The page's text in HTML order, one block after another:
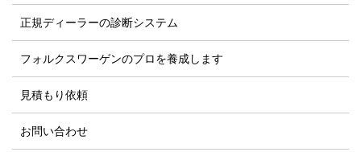
正規ディーラーの診断システム
フォルクスワーゲンのプロを養成します
見積もり依頼
お問い合わせ